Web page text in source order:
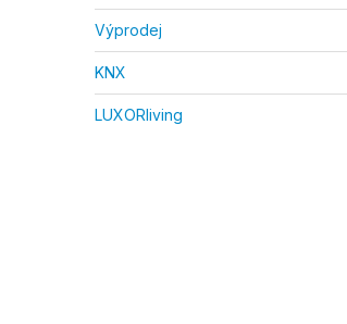
Výprodej
KNX
LUXORliving